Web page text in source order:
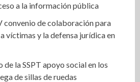
a la información pública
convenio de colaboración para
víctimas y la defensa jurídica en
la SSPT apoyo social en los
de sillas de ruedas